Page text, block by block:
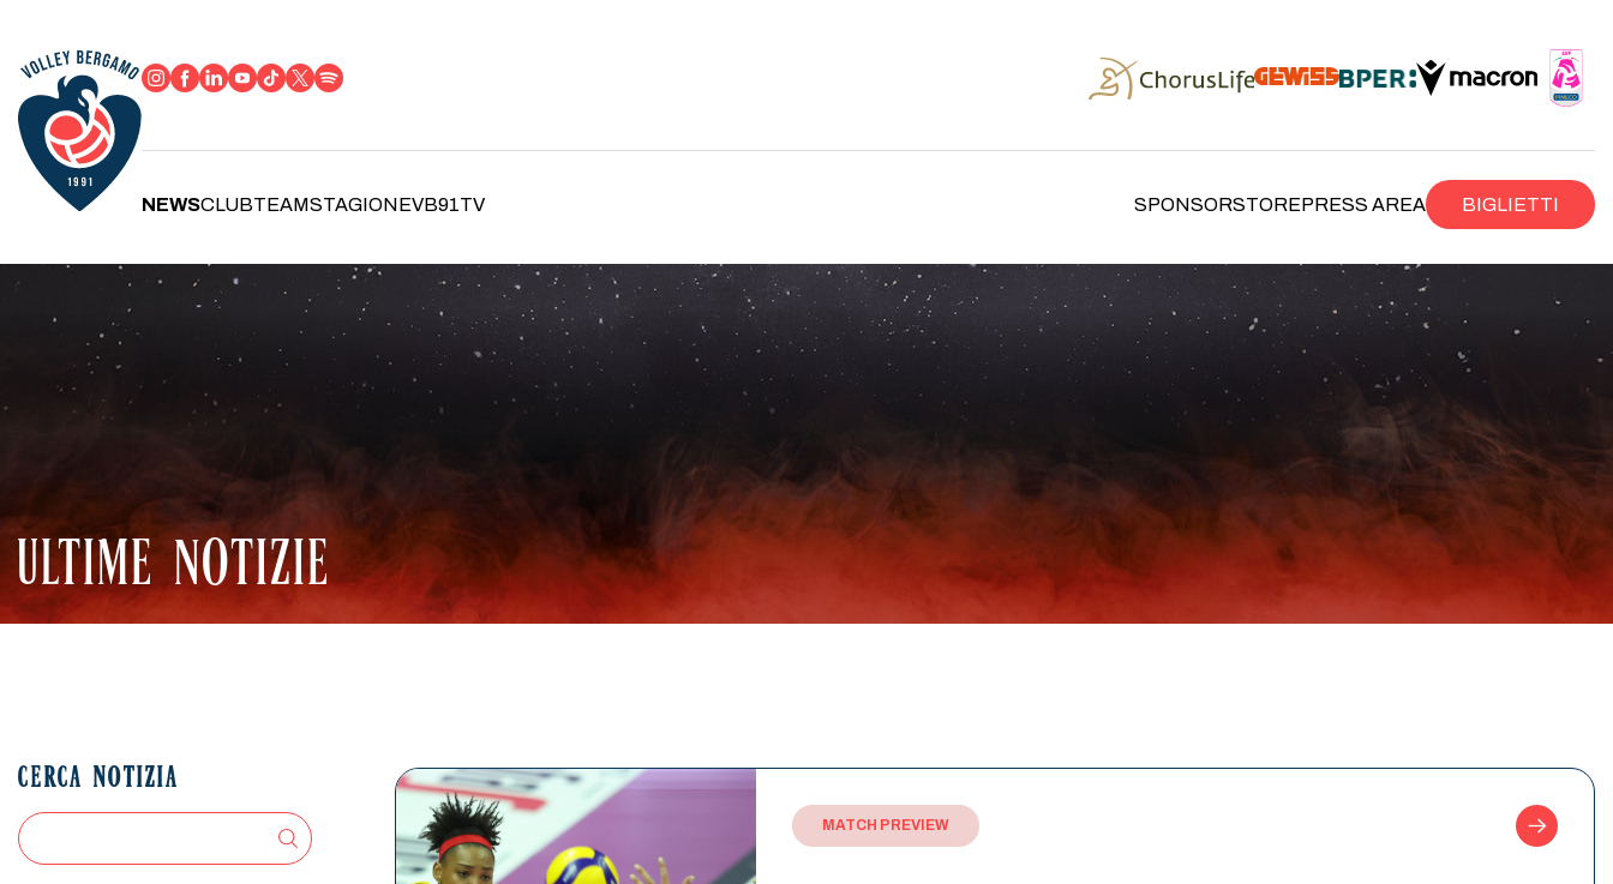
NEWSCLUBTEAMSTAGIONEVB91TV SPONSORSTOREPRESS AREA BIGLIETTI
ULTIME NOTIZIE
CERCA NOTIZIA
MATCH PREVIEW